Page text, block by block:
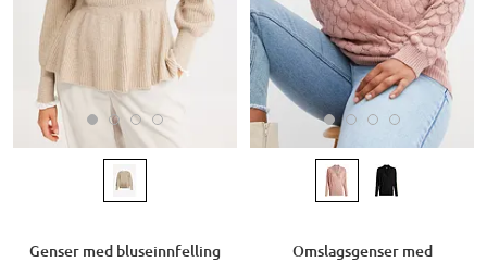
Genser med bluseinnfelling
Omslagsgenser med